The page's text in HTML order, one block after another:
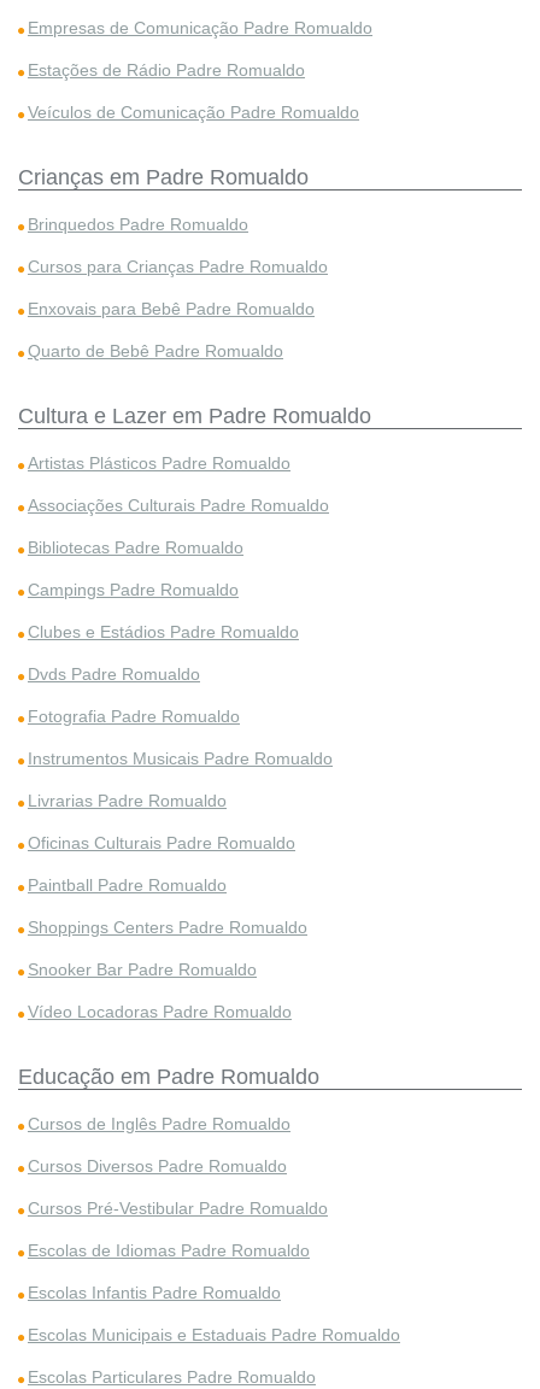
Empresas de Comunicação Padre Romualdo
Estações de Rádio Padre Romualdo
Veículos de Comunicação Padre Romualdo
Crianças em Padre Romualdo
Brinquedos Padre Romualdo
Cursos para Crianças Padre Romualdo
Enxovais para Bebê Padre Romualdo
Quarto de Bebê Padre Romualdo
Cultura e Lazer em Padre Romualdo
Artistas Plásticos Padre Romualdo
Associações Culturais Padre Romualdo
Bibliotecas Padre Romualdo
Campings Padre Romualdo
Clubes e Estádios Padre Romualdo
Dvds Padre Romualdo
Fotografia Padre Romualdo
Instrumentos Musicais Padre Romualdo
Livrarias Padre Romualdo
Oficinas Culturais Padre Romualdo
Paintball Padre Romualdo
Shoppings Centers Padre Romualdo
Snooker Bar Padre Romualdo
Vídeo Locadoras Padre Romualdo
Educação em Padre Romualdo
Cursos de Inglês Padre Romualdo
Cursos Diversos Padre Romualdo
Cursos Pré-Vestibular Padre Romualdo
Escolas de Idiomas Padre Romualdo
Escolas Infantis Padre Romualdo
Escolas Municipais e Estaduais Padre Romualdo
Escolas Particulares Padre Romualdo